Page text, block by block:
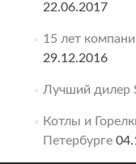
22.06.2017
15 лет
29.12.2016
Лучший дилер
Котлы и
Петербурге